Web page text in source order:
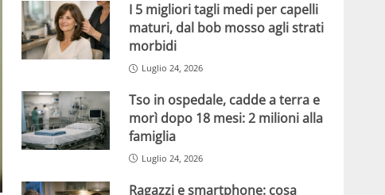
I 5 migliori tagli medi per capelli
maturi, dal bob mosso agli strati
morbidi
Luglio 24, 2026
Tso in ospedale, cadde a terra e
morì dopo 18 mesi: 2 milioni alla
famiglia
Luglio 24, 2026
Ragazzi e smartphone: cosa